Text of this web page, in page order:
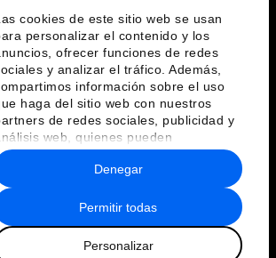
cookies de este sitio web se usan
personalizar el contenido y los
ofrecer funciones de redes
y analizar el tráfico. Además,
información sobre el uso
haga del sitio web con nuestros
de redes sociales, publicidad y
web, quienes pueden
con otra información que les
proporcionado o que hayan
recopilado a partir del uso que haya
de sus servicios.
Permitir todas
Personalizar
Denegar